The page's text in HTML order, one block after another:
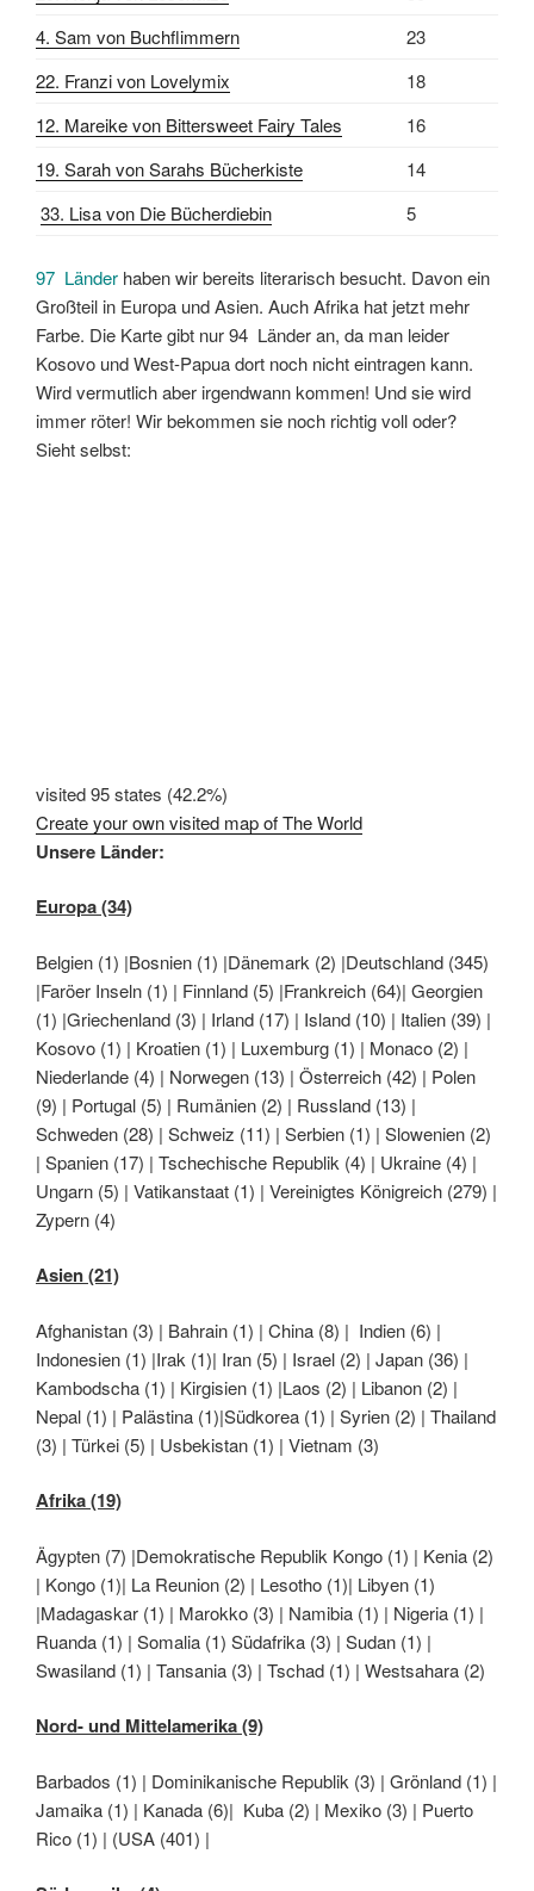
4. Sam von Buchflimmern
23
22. Franzi von Lovelymix
18
12. Mareike von Bittersweet Fairy Tales
16
19. Sarah von Sarahs Bücherkiste
14
33. Lisa von Die Bücherdiebin 5
97 Länder haben wir bereits literarisch besucht. Davon ein
Großteil in Europa und Asien. Auch Afrika hat jetzt mehr
Farbe. Die Karte gibt nur 94 Länder an, da man leider
Kosovo und West-Papua dort noch nicht eintragen kann.
Wird vermutlich aber irgendwann kommen! Und sie wird
immer röter! Wir bekommen sie noch richtig voll oder?
Sieht selbst:
visited 95 states (42.2%)
Create your own visited map of The World
Unsere Länder:
Europa (34)
Belgien (1) |Bosnien (1) |Dänemark (2) |Deutschland (345)
|Faröer Inseln (1) | Finnland (5) |Frankreich (64)| Georgien
(1) |Griechenland (3) | Irland (17) | Island (10) | Italien (39) |
Kosovo (1) | Kroatien (1) | Luxemburg (1) | Monaco (2) |
Niederlande (4) | Norwegen (13) | Österreich (42) | Polen
(9) | Portugal (5) | Rumänien (2) | Russland (13) |
Schweden (28) | Schweiz (11) | Serbien (1) | Slowenien (2)
| Spanien (17) | Tschechische Republik (4) | Ukraine (4) |
Ungarn (5) | Vatikanstaat (1) | Vereinigtes Königreich (279) |
Zypern (4)
Asien (21)
Afghanistan (3) | Bahrain (1) | China (8) | Indien (6) |
Indonesien (1) |Irak (1)| Iran (5) | Israel (2) | Japan (36) |
Kambodscha (1) | Kirgisien (1) |Laos (2) | Libanon (2) |
Nepal (1) | Palästina (1)|Südkorea (1) | Syrien (2) | Thailand
(3) | Türkei (5) | Usbekistan (1) | Vietnam (3)
Afrika (19)
Ägypten (7) |Demokratische Republik Kongo (1) | Kenia (2)
| Kongo (1)| La Reunion (2) | Lesotho (1)| Libyen (1)
|Madagaskar (1) | Marokko (3) | Namibia (1) | Nigeria (1) |
Ruanda (1) | Somalia (1) Südafrika (3) | Sudan (1) |
Swasiland (1) | Tansania (3) | Tschad (1) | Westsahara (2)
Nord- und Mittelamerika (9)
Barbados (1) | Dominikanische Republik (3) | Grönland (1) |
Jamaika (1) | Kanada (6)| Kuba (2) | Mexiko (3) | Puerto
Rico (1) | (USA (401) |